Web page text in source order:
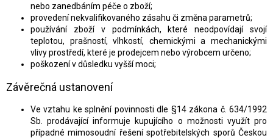
nebo zanedbáním péče o zboží;
provedení nekvalifikovaného zásahu či změna parametrů;
používání zboží v podmínkách, které neodpovídají svojí
teplotou, prašností, vlhkostí, chemickými a mechanickými
vlivy prostředí, které je prodejcem nebo výrobcem určeno;
poškození v důsledku vyšší moci;
Závěrečná ustanovení
Ve vztahu ke splnění povinnosti dle §14 zákona č. 634/1992
Sb. prodávající informuje kupujícího o možnosti využít pro
případné mimosoudní řešení spotřebitelských sporů Českou